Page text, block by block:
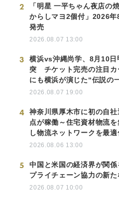
2
「明星 一平ちゃん夜店の
からしマヨ2個付」2026
発売
2026.08.07 13:00
3
横浜vs沖縄尚学、8月10日
突 チケット完売の注目
にも横浜が演じた“伝説の
2026.08.07 19:00
4
神奈川県厚木市に初の自
点が稼働～住宅資材物流
し物流ネットワークを最適
2026.08.06 13:00
5
中国と米国の経済界が関
プライチェーン協力の新
2026.08.07 10:00